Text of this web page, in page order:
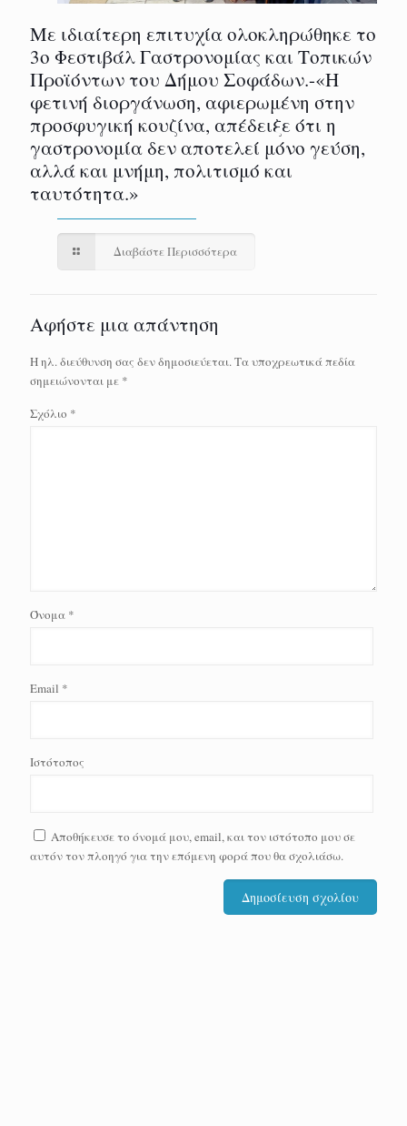
Με ιδιαίτερη επιτυχία ολοκληρώθηκε το
3ο Φεστιβάλ Γαστρονομίας και Τοπικών
Προϊόντων του Δήμου Σοφάδων.-«Η
φετινή διοργάνωση, αφιερωμένη στην
προσφυγική κουζίνα, απέδειξε ότι η
γαστρονομία δεν αποτελεί μόνο γεύση,
αλλά και μνήμη, πολιτισμό και
ταυτότητα.»
Διαβάστε Περισσότερα
Αφήστε μια απάντηση
Η ηλ. διεύθυνση σας δεν δημοσιεύεται.Τα υποχρεωτικά πεδία
σημειώνονται με *
Σχόλιο *
Όνομα *
Email *
Ιστότοπος
Αποθήκευσε το όνομά μου, email, και τον ιστότοπο μου σε
αυτόν τον πλοηγό για την επόμενη φορά που θα σχολιάσω.